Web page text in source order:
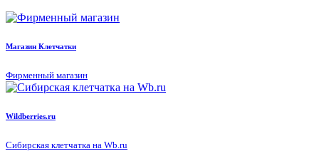
Магазин Клетчатки
Фирменный магазин
Wildberries.ru
Сибирская клетчатка на Wb.ru